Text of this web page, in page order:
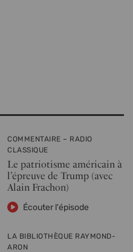
COMMENTAIRE – RADIO
CLASSIQUE
Le patriotisme américain à
l’épreuve de Trump (avec
Alain Frachon)
Écouter l'épisode
LA BIBLIOTHÈQUE RAYMOND-
ARON